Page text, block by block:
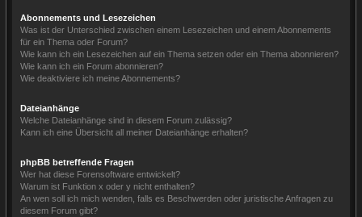
Abonnements und Lesezeichen
Was ist der Unterschied zwischen einem Lesezeichen und einem Abonnements
für ein Thema oder Forum?
Wie kann ich ein Lesezeichen auf ein Thema setzen oder ein Thema abonnieren?
Wie kann ich ein Forum abonnieren?
Wie deaktiviere ich meine Abonnements?
Dateianhänge
Welche Dateianhänge sind in diesem Forum zulässig?
Kann ich eine Übersicht all meiner Dateianhänge erhalten?
phpBB betreffende Fragen
Wer hat diese Forensoftware entwickelt?
Warum ist Funktion x oder y nicht enthalten?
An wen soll ich mich wenden, falls es Beschwerden oder juristische Anfragen zu
diesem Forum gibt?